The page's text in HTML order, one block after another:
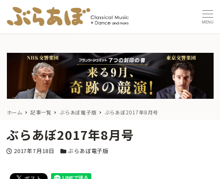
MENU
ホーム 記事一覧 ぶらあぼ電子版 ぶらあぼ2017年8月号
ぶらあぼ2017年8月号
投稿日
2017年7月18日 カテゴリー
ぶらあぼ電子版